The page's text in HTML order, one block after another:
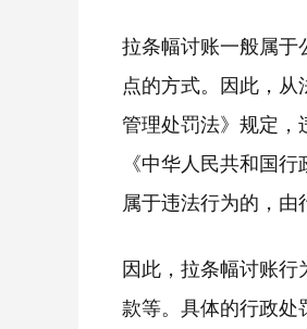
拉条幅讨账一般属
点的方式。因此，
管理处罚法》规定
《中华人民共和国
属于违法行为的，由
因此，拉条幅讨账
款等。具体的行政